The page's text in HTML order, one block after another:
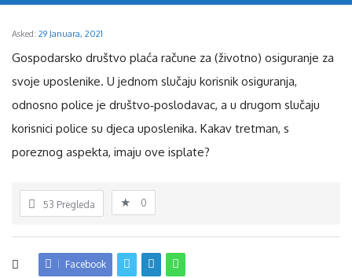
Asked: 29 Januara, 2021
Gospodarsko društvo plaća račune za (životno) osiguranje za
svoje uposlenike. U jednom slučaju korisnik osiguranja,
odnosno police je društvo‐poslodavac, a u drugom slučaju
korisnici police su djeca uposlenika. Kakav tretman, s
poreznog aspekta, imaju ove isplate?
53 Pregleda 0
Facebook